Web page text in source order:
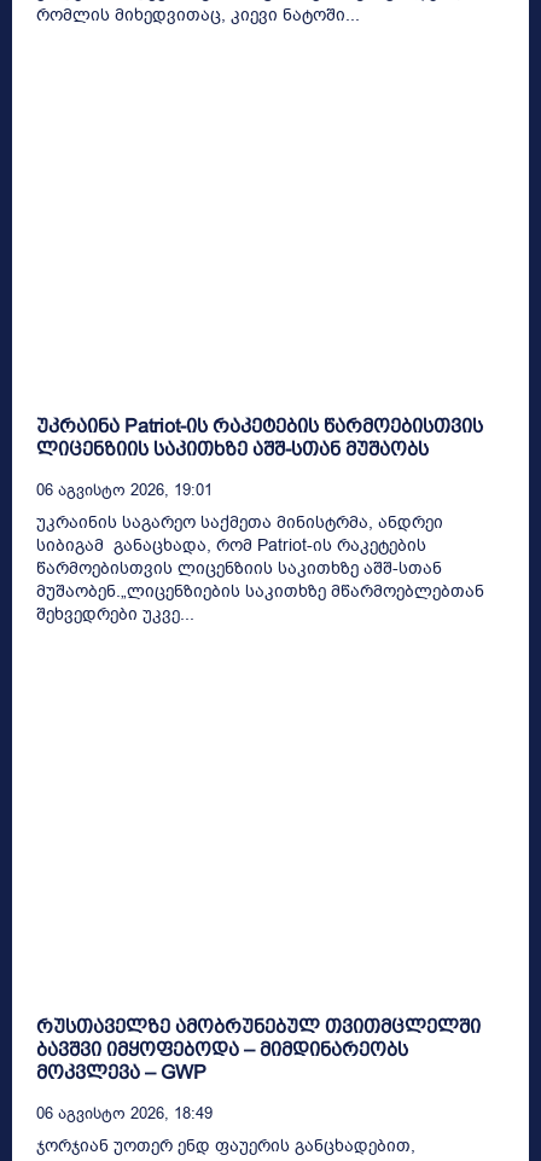
რომლის მიხედვითაც, კიევი ნატოში...
უკრაინა Patriot-ის რაკეტების წარმოებისთვის
ლიცენზიის საკითხზე აშშ-სთან მუშაობს
06 Აგვისტო 2026, 19:01
უკრაინის საგარეო საქმეთა მინისტრმა, ანდრეი
სიბიგამ განაცხადა, რომ Patriot-ის რაკეტების
წარმოებისთვის ლიცენზიის საკითხზე აშშ-სთან
მუშაობენ.„ლიცენზიების საკითხზე მწარმოებლებთან
შეხვედრები უკვე...
რუსთაველზე ამობრუნებულ თვითმცლელში
ბავშვი იმყოფებოდა – მიმდინარეობს
მოკვლევა – GWP
06 Აგვისტო 2026, 18:49
ჯორჯიან უოთერ ენდ ფაუერის განცხადებით,